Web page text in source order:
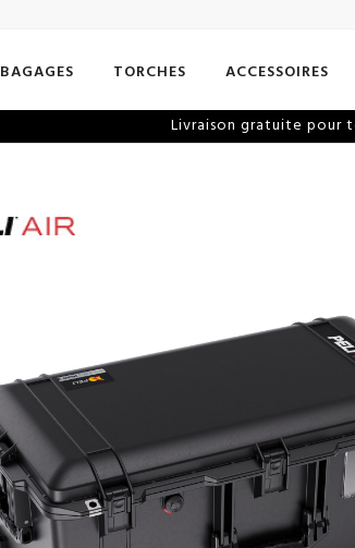
BAGAGES TORCHES ACCESSOIRES
Livraison gratuite pour